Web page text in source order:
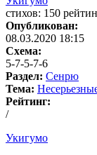
cтихов: 150
Опубликован:
08.03.2020 18:15
Схема:
5-7-5-7-6
Раздел: Сенрю
Тема:
Рейтинг:
/
Укигумо